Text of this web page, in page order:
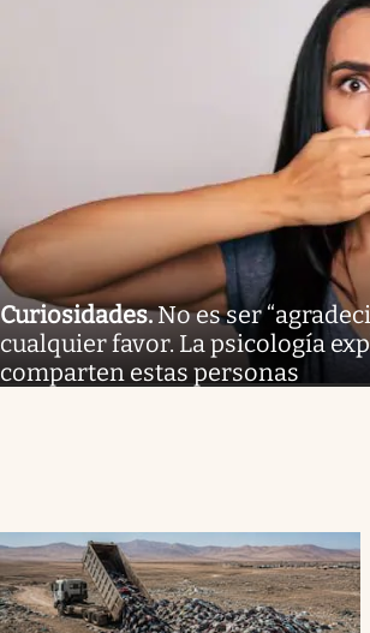
Curiosidades.No es ser
cualquier favor. La psicología
comparten estas personas